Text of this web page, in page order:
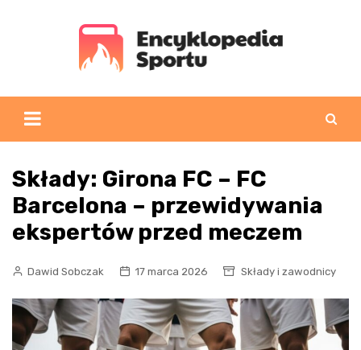
Składy: Girona FC – FC
Barcelona – przewidywania
ekspertów przed meczem
Dawid Sobczak 17 marca 2026 Składy i zawodnicy